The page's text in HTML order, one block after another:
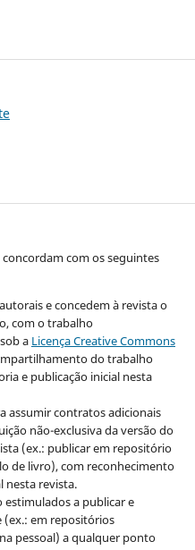
com os seguintes
e concedem à revista o
com o trabalho
a Licença Creative Commons
do trabalho
e publicação inicial nesta
assumir contratos adicionais
não-exclusiva da versão do
(ex.: publicar em repositório
de livro), com reconhecimento
nesta revista.
estimulados a publicar e
em repositórios
pessoal) a qualquer ponto